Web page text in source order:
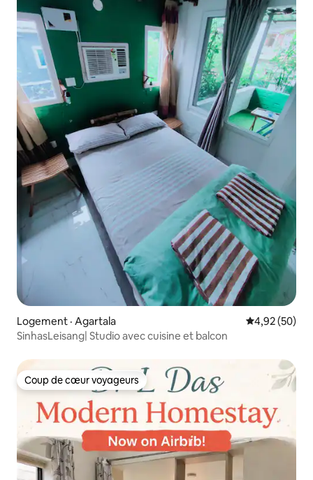
Logement · Agartala Note
4,92 (50)
SinhasLeisang| Studio avec cuisine et balcon
Coup de cœur voyageurs
Coup de cœur voyageurs